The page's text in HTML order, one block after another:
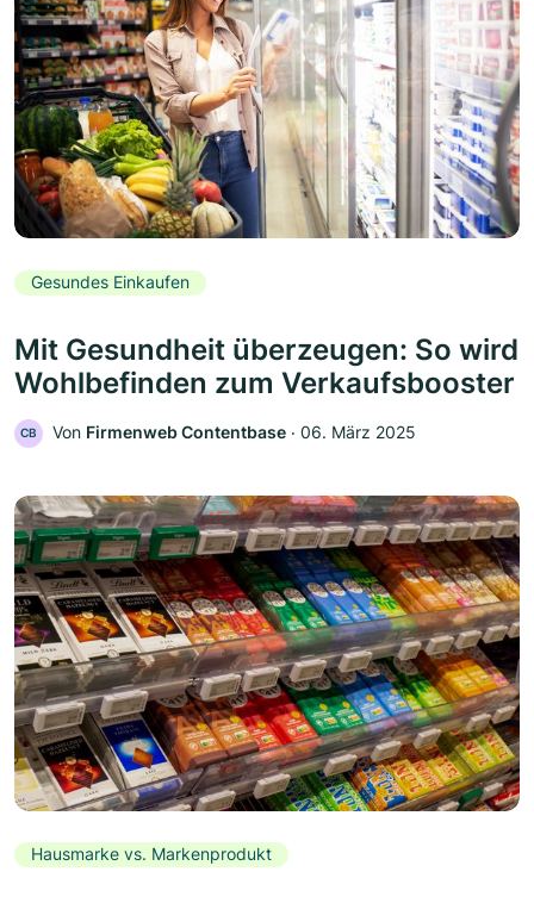
Gesundes Einkaufen
Mit Gesundheit überzeugen: So wird
Wohlbefinden zum Verkaufsbooster
CB Von Firmenweb Contentbase ‧ 06. März 2025
Hausmarke vs. Markenprodukt